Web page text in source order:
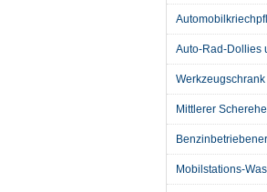
Auto-Rad-Dollies
Mittlerer
Mobilstations-